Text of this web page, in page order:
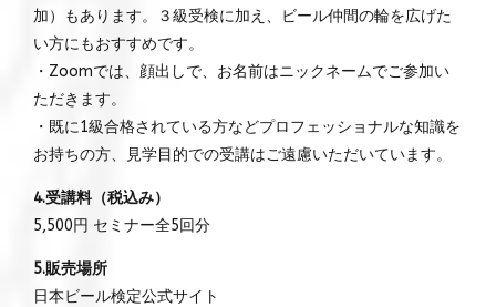
加）もあります。３級受検に加え、ビール仲間の輪を広げた
い方にもおすすめです。
・Zoomでは、顔出しで、お名前はニックネームでご参加い
ただきます。
・既に1級合格されている方などプロフェッショナルな知識を
お持ちの方、見学目的での受講はご遠慮いただいています。
4.受講料（税込み）
5,500円 セミナー全5回分
5.販売場所
日本ビール検定公式サイト